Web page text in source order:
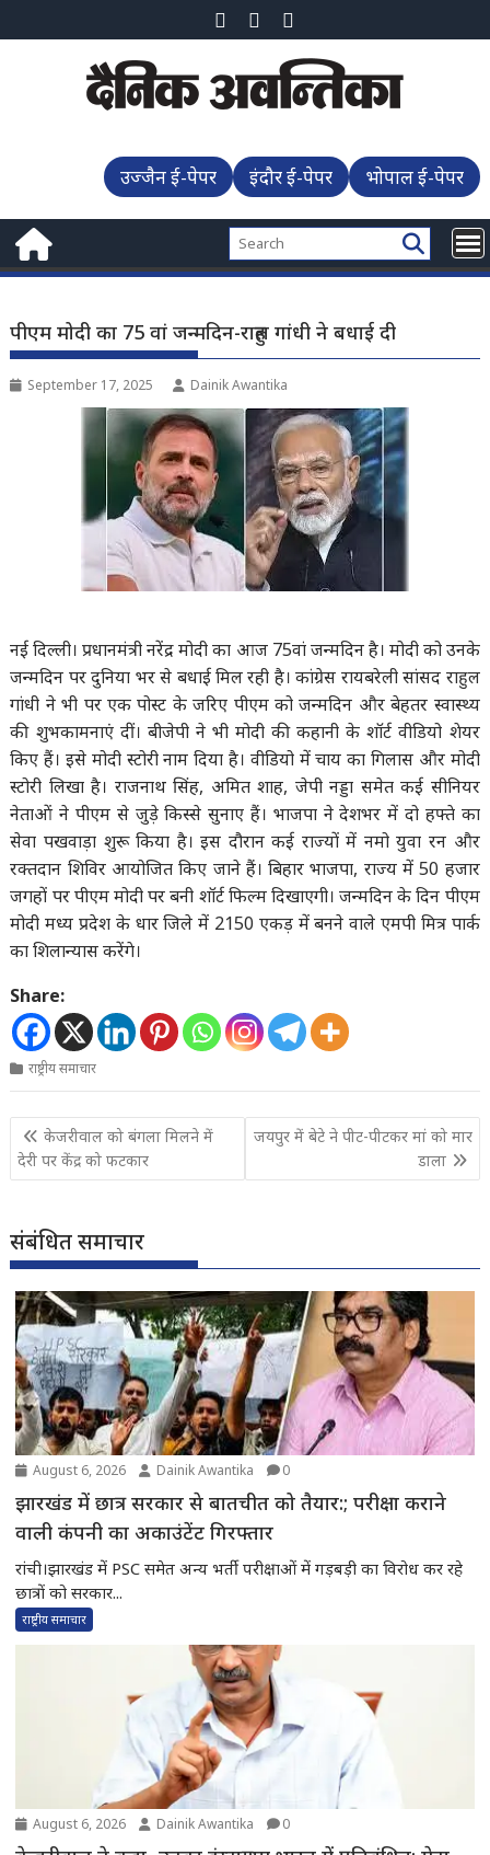
to
उज्जैन ई-पेपर इंदौर ई-पेपर भोपाल ई-पेपर
पीएम मोदी का 75 वां जन्मदिन-राहुल गांधी ने बधाई दी
September 17, 2025 Dainik Awantika
नई दिल्ली। प्रधानमंत्री नरेंद्र मोदी का आज 75वां जन्मदिन है। मोदी को उनके
जन्मदिन पर दुनिया भर से बधाई मिल रही है। कांग्रेस रायबरेली सांसद राहुल
गांधी ने भी पर एक पोस्ट के जरिए पीएम को जन्मदिन और बेहतर स्वास्थ्य
की शुभकामनाएं दीं। बीजेपी ने भी मोदी की कहानी के शॉर्ट वीडियो शेयर
किए हैं। इसे मोदी स्टोरी नाम दिया है। वीडियो में चाय का गिलास और मोदी
स्टोरी लिखा है। राजनाथ सिंह, अमित शाह, जेपी नड्डा समेत कई सीनियर
नेताओं ने पीएम से जुड़े किस्से सुनाए हैं। भाजपा ने देशभर में दो हफ्ते का
सेवा पखवाड़ा शुरू किया है। इस दौरान कई राज्यों में नमो युवा रन और
रक्तदान शिविर आयोजित किए जाने हैं। बिहार भाजपा, राज्य में 50 हजार
जगहों पर पीएम मोदी पर बनी शॉर्ट फिल्म दिखाएगी। जन्मदिन के दिन पीएम
मोदी मध्य प्रदेश के धार जिले में 2150 एकड़ में बनने वाले एमपी मित्र पार्क
का शिलान्यास करेंगे।
Share:
राष्ट्रीय समाचार
Post
navigation
केजरीवाल को बंगला मिलने में
देरी पर केंद्र को फटकार
जयपुर में बेटे ने पीट-पीटकर मां को मार
डाला
संबंधित समाचार
August 6, 2026 Dainik Awantika 0
झारखंड में छात्र सरकार से बातचीत को तैयार:; परीक्षा कराने
वाली कंपनी का अकाउंटेंट गिरफ्तार
रांची।झारखंड में PSC समेत अन्य भर्ती परीक्षाओं में गड़बड़ी का विरोध कर रहे
छात्रों को सरकार...
राष्ट्रीय समाचार
August 6, 2026 Dainik Awantika 0